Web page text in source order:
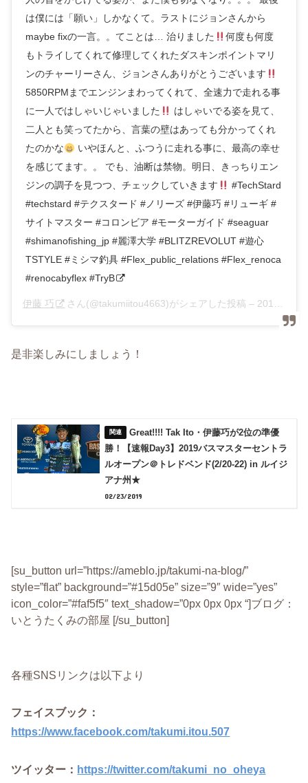
は僕には「願い」しかなくて。ラストにジョンさんから
maybe fixの一言。。てことは… 治りました
何度も何度
もトライしてくれて修理してくれたダスキンポイントマリ
ンのチャーリーさん、ジョンさんありがとうございます
5850RPMまでエンジンまわってくれて、全速力で走れる事
に一人ではしゃいじゃいました
はしゃいでる姿を見て、
二人とも笑ってたから、言葉の壁はあっても分かってくれ
たのかな
いやほんと、ふつうに走れる事に、最高の幸せ
を感じてます。。 でも、油断は禁物。明日、きっちりエン
ジンの調子を見つつ、チェックしていきます
#TechStard
#techstard #テクスタード #ノリーズ #伊藤巧 #リューギ #
サイトマスター #コロンビア #モーターガイド #seaguar
#shimanofishing_jp #麗澤大学 #BLITZREVOLUT #遊心
TSTYLE #ミシマ釣具 #Flex_public_relations #Flex_renoca
#renocabyflex #TryB
伊藤 巧 さん(@takumiitou4663)がシェアした投稿 – 2019年 4月月19日午後5時46分PDT
是非楽しみにしましょう！
Great!!!! Tak Ito・伊藤巧が2位の準優
勝！【速報Day3】2019バスマスターセントラ
ルオープン＠トレドベンド(2/20-22) in ルイジ
アナ州★
02/23/2019
[su_button url=”https://ameblo.jp/takumi-na-blog/”
style=”flat” background=”#15d05e” size=”9″ wide=”yes”
icon_color=”#faf5f5″ text_shadow=”0px 0px 0px “]ブログ：
いとうたくみの部屋 [/su_button]
各種SNSリンクは以下より
フェイスブック：
https://www.facebook.com/takumi.itou.507
ツイッター： https://twitter.com/takumi_no_oheya